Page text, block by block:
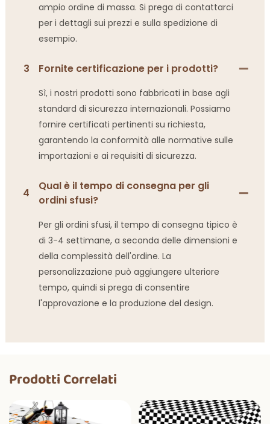
ampio ordine di massa. Si prega di contattarci
per i dettagli sui prezzi e sulla spedizione di
esempio.
3 Fornite certificazione per i prodotti?
Sì, i nostri prodotti sono fabbricati in base agli
standard di sicurezza internazionali. Possiamo
fornire certificati pertinenti su richiesta,
garantendo la conformità alle normative sulle
importazioni e ai requisiti di sicurezza.
4
Qual è il tempo di consegna per gli
ordini sfusi?
Per gli ordini sfusi, il tempo di consegna tipico è
di 3-4 settimane, a seconda delle dimensioni e
della complessità dell'ordine. La
personalizzazione può aggiungere ulteriore
tempo, quindi si prega di consentire
l'approvazione e la produzione del design.
Prodotti Correlati